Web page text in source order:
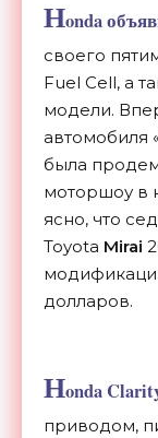
Honda
своего
Fuel Cell, а
модели.
автомобиля
была
моторшоу в
ясно, что
Toyota Mirai
долларов.
Honda
приводом,